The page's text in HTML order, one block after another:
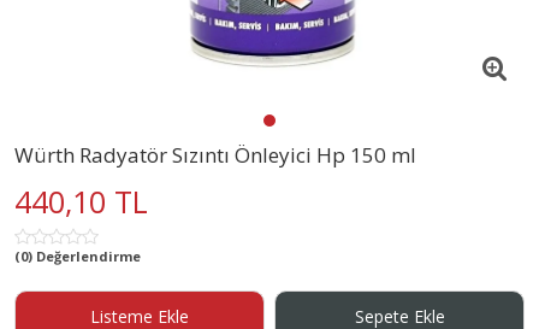
Würth Radyatör Sızıntı Önleyici Hp 150 ml
440,10 TL
(0) Değerlendirme
Listeme Ekle Sepete Ekle